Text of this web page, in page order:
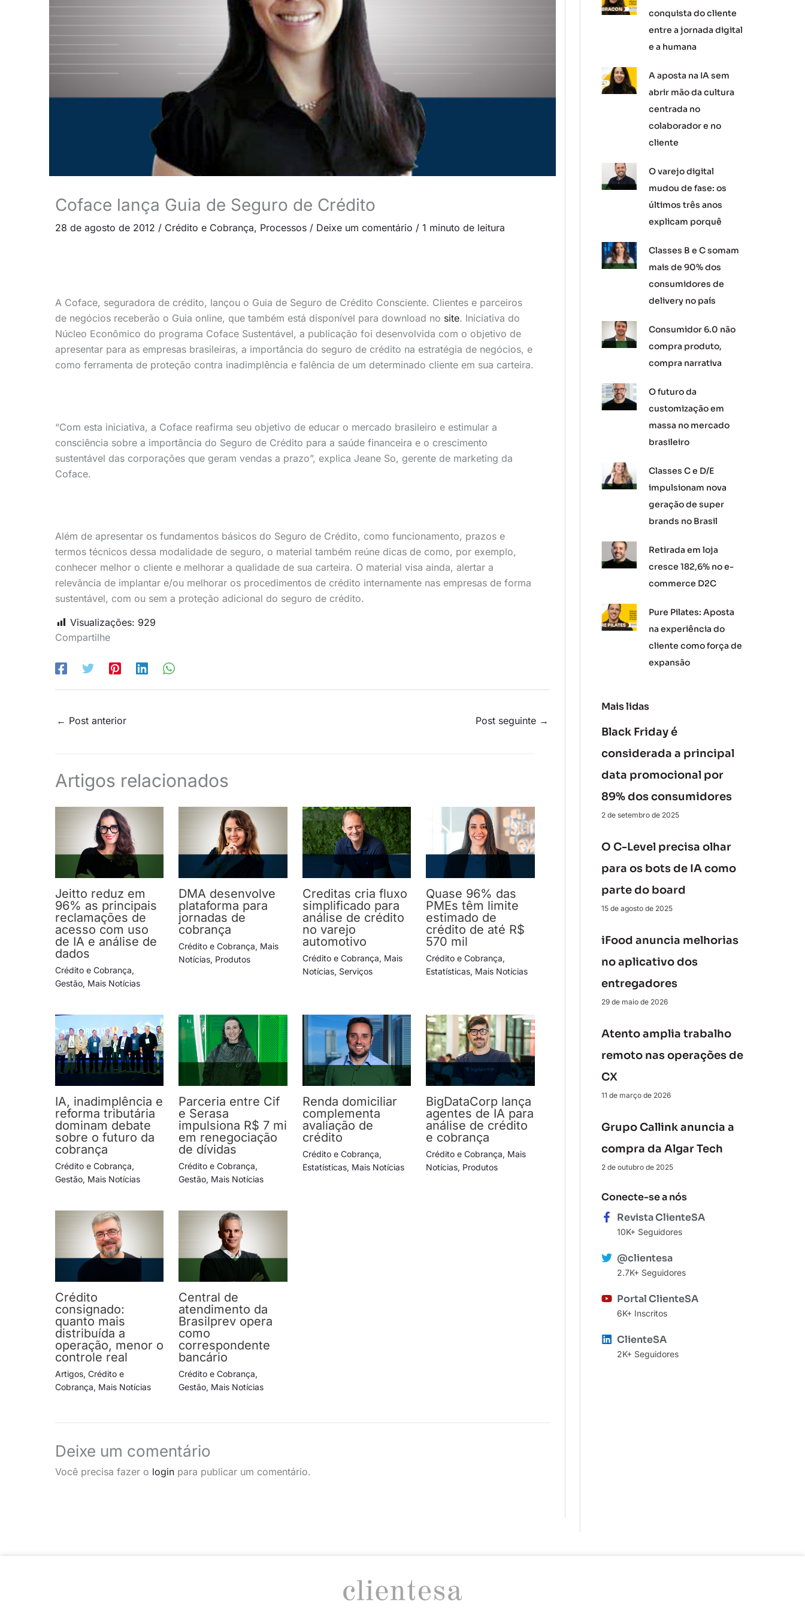
Coface lança Guia de Seguro de Crédito
28 de agosto de 2012 / Crédito e Cobrança, Processos / Deixe um comentário / 1 minuto de leitura
A Coface, seguradora de crédito, lançou o Guia de Seguro de Crédito Consciente. Clientes e parceiros
de negócios receberão o Guia online, que também está disponível para download no site. Iniciativa do
Núcleo Econômico do programa Coface Sustentável, a publicação foi desenvolvida com o objetivo de
apresentar para as empresas brasileiras, a importância do seguro de crédito na estratégia de negócios, e
como ferramenta de proteção contra inadimplência e falência de um determinado cliente em sua carteira.
“Com esta iniciativa, a Coface reafirma seu objetivo de educar o mercado brasileiro e estimular a
consciência sobre a importância do Seguro de Crédito para a saúde financeira e o crescimento
sustentável das corporações que geram vendas a prazo”, explica Jeane So, gerente de marketing da
Coface.
Além de apresentar os fundamentos básicos do Seguro de Crédito, como funcionamento, prazos e
termos técnicos dessa modalidade de seguro, o material também reúne dicas de como, por exemplo,
conhecer melhor o cliente e melhorar a qualidade de sua carteira. O material visa ainda, alertar a
relevância de implantar e/ou melhorar os procedimentos de crédito internamente nas empresas de forma
sustentável, com ou sem a proteção adicional do seguro de crédito.
Visualizações: 929
Compartilhe
← Post anterior Post seguinte →
Artigos relacionados
Jeitto reduz em
96% as principais
reclamações de
acesso com uso
de IA e análise de
dados
Crédito e Cobrança,
Gestão, Mais Notícias
DMA desenvolve
plataforma para
jornadas de
cobrança
Crédito e Cobrança, Mais
Notícias, Produtos
Creditas cria fluxo
simplificado para
análise de crédito
no varejo
automotivo
Crédito e Cobrança, Mais
Notícias, Serviços
Quase 96% das
PMEs têm limite
estimado de
crédito de até R$
570 mil
Crédito e Cobrança,
Estatísticas, Mais Notícias
IA, inadimplência e
reforma tributária
dominam debate
sobre o futuro da
cobrança
Crédito e Cobrança,
Gestão, Mais Notícias
Parceria entre Cif
e Serasa
impulsiona R$ 7 mi
em renegociação
de dívidas
Crédito e Cobrança,
Gestão, Mais Notícias
Renda domiciliar
complementa
avaliação de
crédito
Crédito e Cobrança,
Estatísticas, Mais Notícias
BigDataCorp lança
agentes de IA para
análise de crédito
e cobrança
Crédito e Cobrança, Mais
Notícias, Produtos
Crédito
consignado:
quanto mais
distribuída a
operação, menor o
controle real
Artigos, Crédito e
Cobrança, Mais Notícias
Central de
atendimento da
Brasilprev opera
como
correspondente
bancário
Crédito e Cobrança,
Gestão, Mais Notícias
Deixe um comentário
Você precisa fazer o login para publicar um comentário.
conquista do cliente
entre a jornada digital
e a humana
A aposta na IA sem
abrir mão da cultura
centrada no
colaborador e no
cliente
O varejo digital
mudou de fase: os
últimos três anos
explicam porquê
Classes B e C somam
mais de 90% dos
consumidores de
delivery no país
Consumidor 6.0 não
compra produto,
compra narrativa
O futuro da
customização em
massa no mercado
brasileiro
Classes C e D/E
impulsionam nova
geração de super
brands no Brasil
Retirada em loja
cresce 182,6% no e-
commerce D2C
Pure Pilates: Aposta
na experiência do
cliente como força de
expansão
Mais lidas
Black Friday é
considerada a principal
data promocional por
89% dos consumidores
2 de setembro de 2025
O C-Level precisa olhar
para os bots de IA como
parte do board
15 de agosto de 2025
iFood anuncia melhorias
no aplicativo dos
entregadores
29 de maio de 2026
Atento amplia trabalho
remoto nas operações de
CX
11 de março de 2026
Grupo Callink anuncia a
compra da Algar Tech
2 de outubro de 2025
Conecte-se a nós
Revista ClienteSA
10K+ Seguidores
@clientesa
2.7K+ Seguidores
Portal ClienteSA
6K+ Inscritos
ClienteSA
2K+ Seguidores